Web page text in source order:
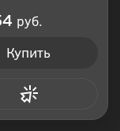
руб.
Купить